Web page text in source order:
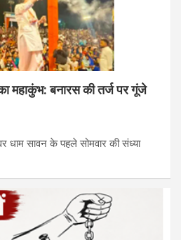
महाकुंभ: बनारस की तर्ज पर गूंजे
धाम सावन के पहले सोमवार की संध्या